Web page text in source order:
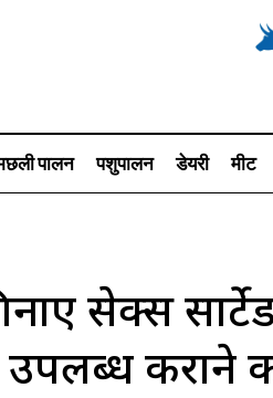
पालन पशुपालन डेयरी मीट
सेक्स
उपलब्ध कराने